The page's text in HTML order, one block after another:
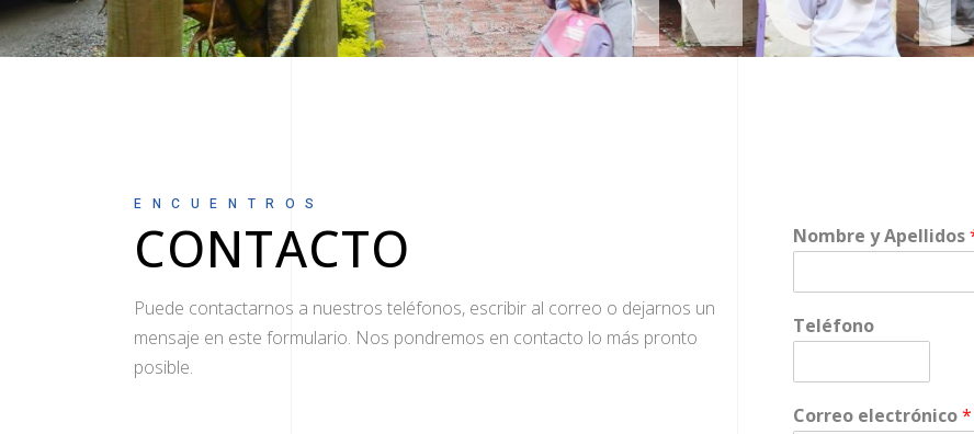
ENCUENTROS
CONTACTO
Puede contactarnos a nuestros teléfonos, escribir al correo o dejarnos un
mensaje en este formulario. Nos pondremos en contacto lo más pronto
posible.
Nombre y Apellidos
Teléfono
Correo electrónico*